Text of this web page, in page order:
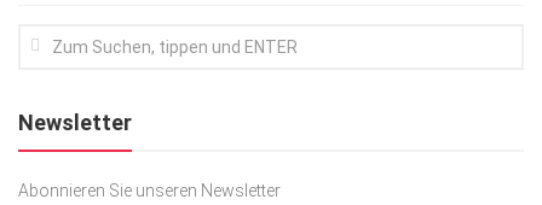
Newsletter
Abonnieren Sie unseren Newsletter